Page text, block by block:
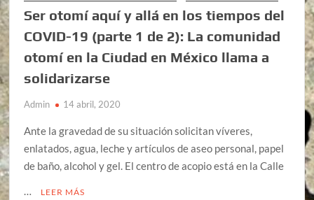
Ser otomí aquí y allá en los tiempos del
COVID-19 (parte 1 de 2): La comunidad
otomí en la Ciudad en México llama a
solidarizarse
Admin 14 abril, 2020
Ante la gravedad de su situación solicitan víveres,
enlatados, agua, leche y artículos de aseo personal, papel
de baño, alcohol y gel. El centro de acopio está en la Calle
…
LEER MÁS